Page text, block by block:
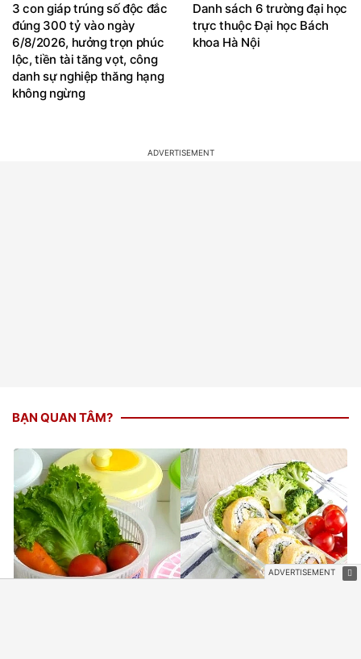
3 con giáp trúng số độc đắc
đúng 300 tỷ vào ngày
6/8/2026, hưởng trọn phúc
lộc, tiền tài tăng vọt, công
danh sự nghiệp thăng hạng
không ngừng
Danh sách 6 trường đại học
trực thuộc Đại học Bách
khoa Hà Nội
BẠN QUAN TÂM?